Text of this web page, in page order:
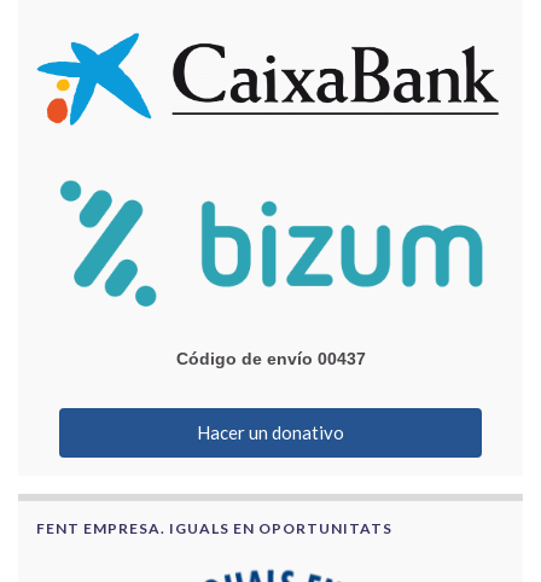
Código de envío 00437
Hacer un donativo
FENT EMPRESA. IGUALS EN OPORTUNITATS